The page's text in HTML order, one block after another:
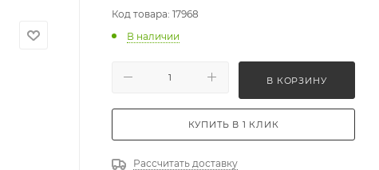
Код товара: 17968
В наличии
В КОРЗИНУ
КУПИТЬ В 1 КЛИК
Рассчитать доставку